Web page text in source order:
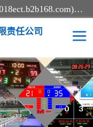
北京易彩通科技有限责任公司(2018ect.b2b168.com)主要提供陕西计时记分系统，全国统一热线：15611947915.北京易彩通科技有限责任公司有一支长期从事智能控制系统研发的高素质的队伍，具有嵌入式系统，视频系统、通信系统、网络系统，体育计时系统的知识和技能。强力打造体育比赛计时计分系统、智能升降旗系统、标准时钟系统、赛事编排及信息发布系统，为用户提供较新的，较廉价的，应用解决方案。
责任公司
计时系统
同步时钟系统